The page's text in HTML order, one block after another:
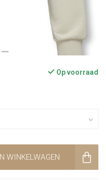
Op voorraad
WINKELWAGEN